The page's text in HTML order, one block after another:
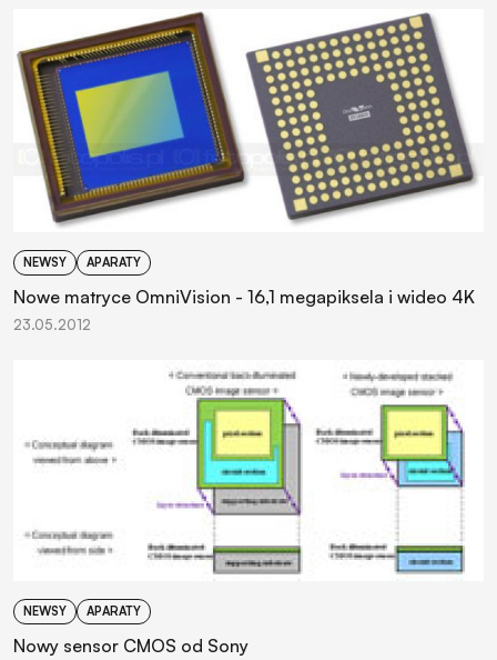
NEWSY APARATY
Nowe matryce OmniVision - 16,1 megapiksela i wideo 4K
23.05.2012
NEWSY APARATY
Nowy sensor CMOS od Sony